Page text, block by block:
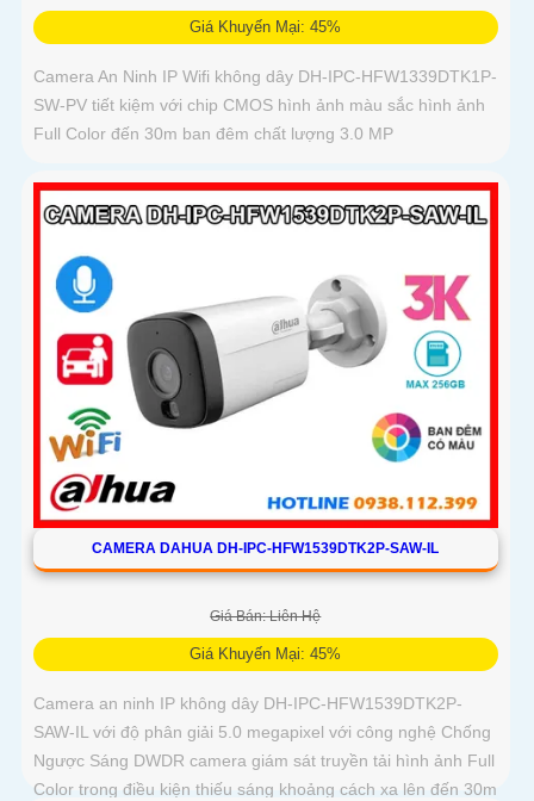
Giá Khuyến Mại: 45%
Camera An Ninh IP Wifi không dây DH-IPC-HFW1339DTK1P-
SW-PV tiết kiệm với chip CMOS hình ảnh màu sắc hình ảnh
Full Color đến 30m ban đêm chất lượng 3.0 MP
CAMERA DAHUA DH-IPC-HFW1539DTK2P-SAW-IL
Giá Bán: Liên Hệ
Giá Khuyến Mại: 45%
Camera an ninh IP không dây DH-IPC-HFW1539DTK2P-
SAW-IL với độ phân giải 5.0 megapixel với công nghệ Chống
Ngược Sáng DWDR camera giám sát truyền tải hình ảnh Full
Color trong điều kiện thiếu sáng khoảng cách xa lên đến 30m